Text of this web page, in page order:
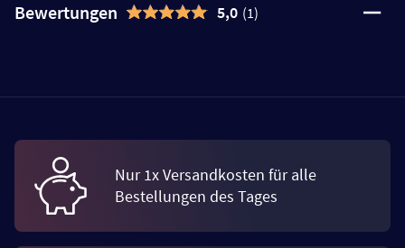
Bewertungen 5,0 (1)
Nur 1x Versandkosten für alle
Bestellungen des Tages